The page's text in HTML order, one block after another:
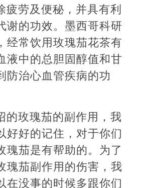
疲劳及便秘，并具有利
谢的功效。墨西哥科研
经常饮用玫瑰茄花茶有
液中的总胆固醇值和甘
防治心血管疾病的功
的玫瑰茄的副作用，我
好好的记住，对于你们
瑰茄是有帮助的。为了
瑰茄副作用的伤害，我
在没事的时候多跟你们